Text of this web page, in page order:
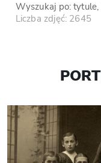
Wyszukaj po: tytule,
Liczba zdjęć: 2645